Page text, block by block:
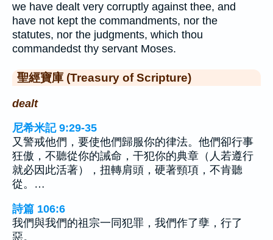
we have dealt very corruptly against thee, and
have not kept the commandments, nor the
statutes, nor the judgments, which thou
commandedst thy servant Moses.
聖經寶庫 (Treasury of Scripture)
dealt
尼希米記 9:29-35
又警戒他們，要使他們歸服你的律法。他們卻行事
狂傲，不聽從你的誡命，干犯你的典章（人若遵行
就必因此活著），扭轉肩頭，硬著頸項，不肯聽
從。…
詩篇 106:6
我們與我們的祖宗一同犯罪，我們作了孽，行了
惡。